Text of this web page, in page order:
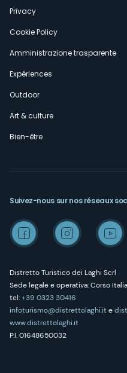
Privacy
Cookie Policy
Amministrazione trasparente
Expériences
Outdoor
Art & culture
Bien-être
Distretto Turistico dei Laghi Scrl
Sede legale e operativa: Corso
tel:+39 0323 30416
infoturismo@distrettolaghi.ite
www.distrettolaghi.it
P.I. 01648650032
Suivez-nous sur nos réseaux